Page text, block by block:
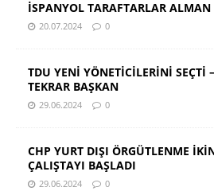
İSPANYOL TARAFTARLAR
20.07.2024 0
TDU YENİ YÖNETİCİLERİNİ SEÇTİ
TEKRAR BAŞKAN
29.06.2024 0
CHP YURT DIŞI ÖRGÜTLENME
ÇALIŞTAYI BAŞLADI
29.06.2024 0